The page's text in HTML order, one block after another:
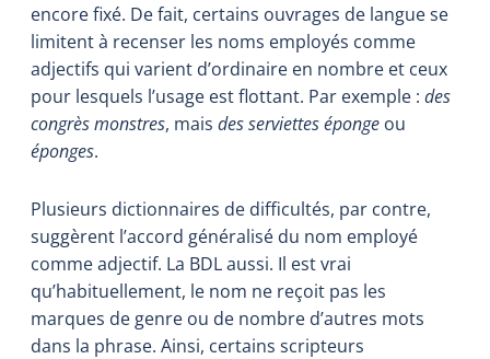
encore fixé. De fait, certains ouvrages de langue se
limitent à recenser les noms employés comme
adjectifs qui varient d’ordinaire en nombre et ceux
pour lesquels l’usage est flottant. Par exemple : des
congrès monstres, mais des serviettes éponge ou
éponges.
Plusieurs dictionnaires de difficultés, par contre,
suggèrent l’accord généralisé du nom employé
comme adjectif. La BDL aussi. Il est vrai
qu’habituellement, le nom ne reçoit pas les
marques de genre ou de nombre d’autres mots
dans la phrase. Ainsi, certains scripteurs